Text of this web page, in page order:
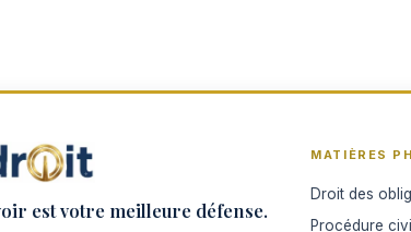
est votre meilleure défense.
MATIÈRES
Droit des
Procédure